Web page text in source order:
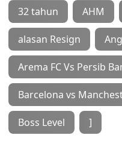
32 tahun AHM
alasan Resign
Arema FC Vs Persib
Barcelona vs
Boss Level ]